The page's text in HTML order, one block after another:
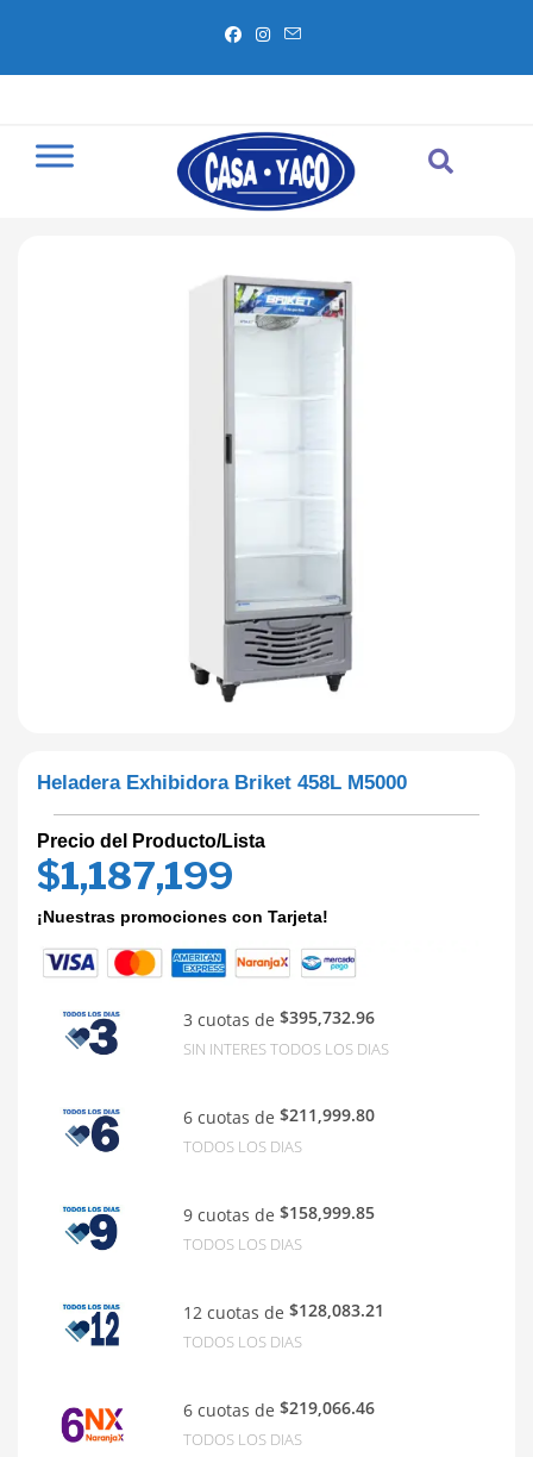
Heladera Exhibidora Briket 458L M5000
Precio del Producto/Lista
$1,187,199
¡Nuestras promociones con Tarjeta!
3 cuotas de $395,732.96
SIN INTERES TODOS LOS DIAS
6 cuotas de $211,999.80
TODOS LOS DIAS
9 cuotas de $158,999.85
TODOS LOS DIAS
12 cuotas de $128,083.21
TODOS LOS DIAS
6 cuotas de $219,066.46
TODOS LOS DIAS